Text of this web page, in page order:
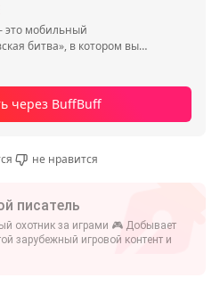
это мобильный
битва», в котором вы
в одиночку или
через BuffBuff
не нравится
писатель
охотник за играми 🎮 Добывает
зарубежный игровой контент и